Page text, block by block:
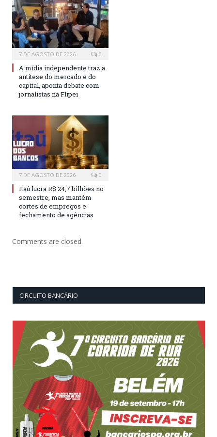
7 DE AGOSTO DE 2026 0
A mídia independente traz a
antítese do mercado e do
capital, aponta debate com
jornalistas na Flipei
7 DE AGOSTO DE 2026 0
Itaú lucra R$ 24,7 bilhões no
semestre, mas mantém
cortes de empregos e
fechamento de agências
Comments are closed.
CIRCUITO BANCÁRIO